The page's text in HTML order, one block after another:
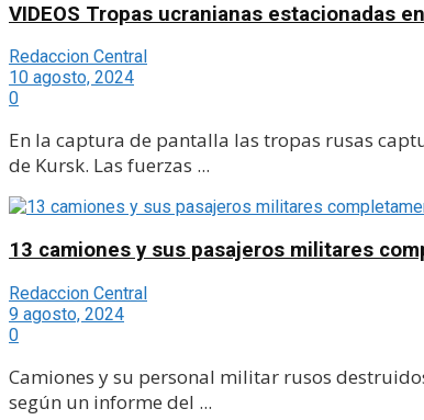
VIDEOS Tropas ucranianas estacionadas
Redaccion Central
10 agosto, 2024
0
En la captura de pantalla las tropas rusas
de Kursk. Las fuerzas ...
13 camiones y sus pasajeros militares
Redaccion Central
9 agosto, 2024
0
Camiones y su personal militar rusos
según un informe del ...